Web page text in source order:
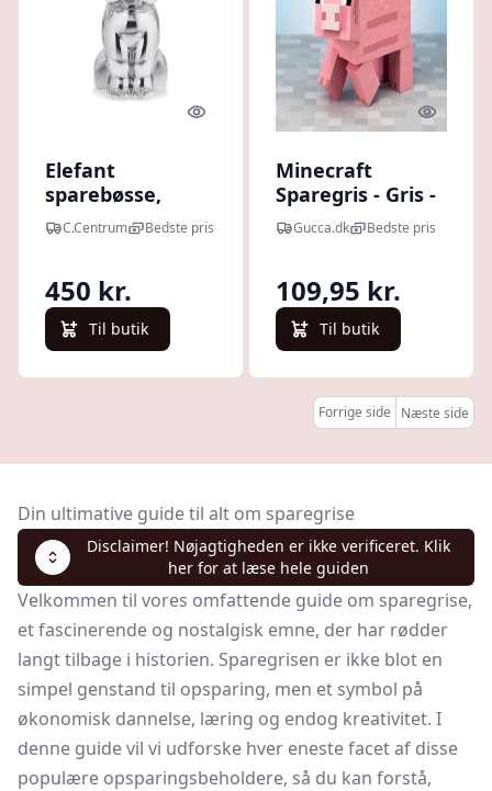
Quick look
Elefant
sparebøsse,
Krom m. fra
Scrouples
C.Centrum Bedste pris
450 kr.
Til butik
Quick
Minecraft
Sparegris - Gris -
19 Cm
Gucca.dk Bedste pris
109,95 kr.
Til butik
Forrige side Næste side
Din ultimative guide til alt om sparegrise
Disclaimer! Nøjagtigheden er ikke verificeret. Klik
her for at læse hele guiden
Velkommen til vores omfattende guide om sparegrise,
et fascinerende og nostalgisk emne, der har rødder
langt tilbage i historien. Sparegrisen er ikke blot en
simpel genstand til opsparing, men et symbol på
økonomisk dannelse, læring og endog kreativitet. I
denne guide vil vi udforske hver eneste facet af disse
populære opsparingsbeholdere, så du kan forstå,